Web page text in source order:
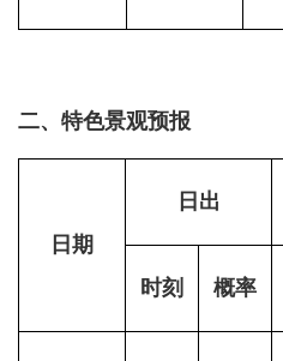
二、特色景观预报
日期
日出
时刻
概率